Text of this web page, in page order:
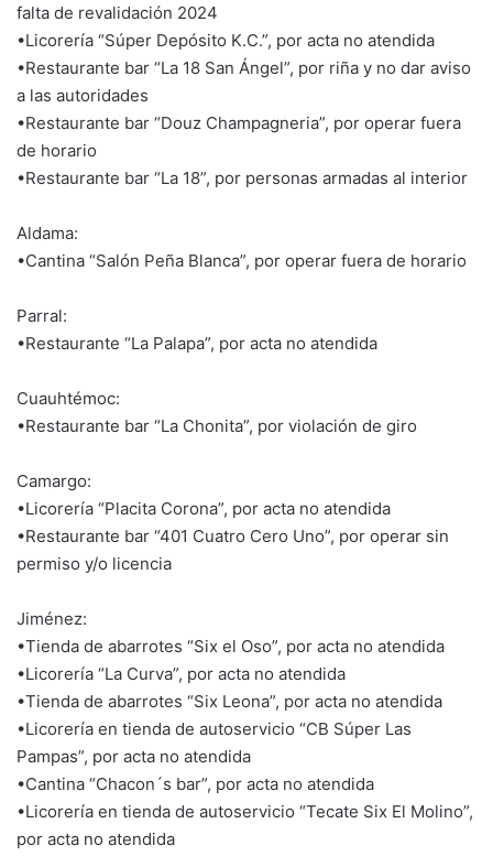
falta de revalidación 2024
•Licorería “Súper Depósito K.C.”, por acta no atendida
•Restaurante bar “La 18 San Ángel”, por riña y no dar aviso
a las autoridades
•Restaurante bar “Douz Champagneria”, por operar fuera
de horario
•Restaurante bar “La 18”, por personas armadas al interior
Aldama:
•Cantina “Salón Peña Blanca”, por operar fuera de horario
Parral:
•Restaurante “La Palapa”, por acta no atendida
Cuauhtémoc:
•Restaurante bar “La Chonita”, por violación de giro
Camargo:
•Licorería “Placita Corona”, por acta no atendida
•Restaurante bar “401 Cuatro Cero Uno”, por operar sin
permiso y/o licencia
Jiménez:
•Tienda de abarrotes “Six el Oso”, por acta no atendida
•Licorería “La Curva”, por acta no atendida
•Tienda de abarrotes “Six Leona”, por acta no atendida
•Licorería en tienda de autoservicio “CB Súper Las
Pampas”, por acta no atendida
•Cantina “Chacon´s bar”, por acta no atendida
•Licorería en tienda de autoservicio “Tecate Six El Molino”,
por acta no atendida